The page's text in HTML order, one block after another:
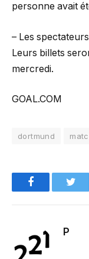
personne avait
– Les
Leurs billets
mercredi.
GOAL.COM
dortmund
Facebook
P